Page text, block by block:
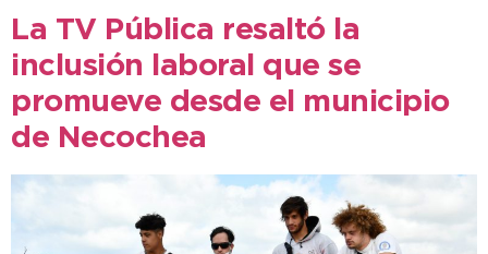
La TV Pública resaltó la
inclusión laboral que se
promueve desde el municipio
de Necochea